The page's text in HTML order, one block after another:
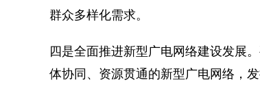
群众多样化需求。
四是全面推进新型广电网络建设发展
体协同、资源贯通的新型广电网络，